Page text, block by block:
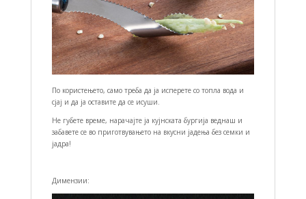
По користењето, само треба да ја исперете со топла вода и
сјај и да ја оставите да се исуши.
Не губете време, нарачајте ја кујнската бургија веднаш и
забавете се во приготвувањето на вкусни јадења без семки и
јадра!
Димензии: